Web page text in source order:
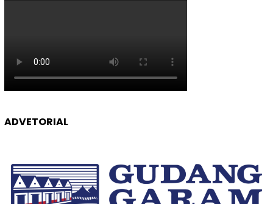
ADVETORIAL